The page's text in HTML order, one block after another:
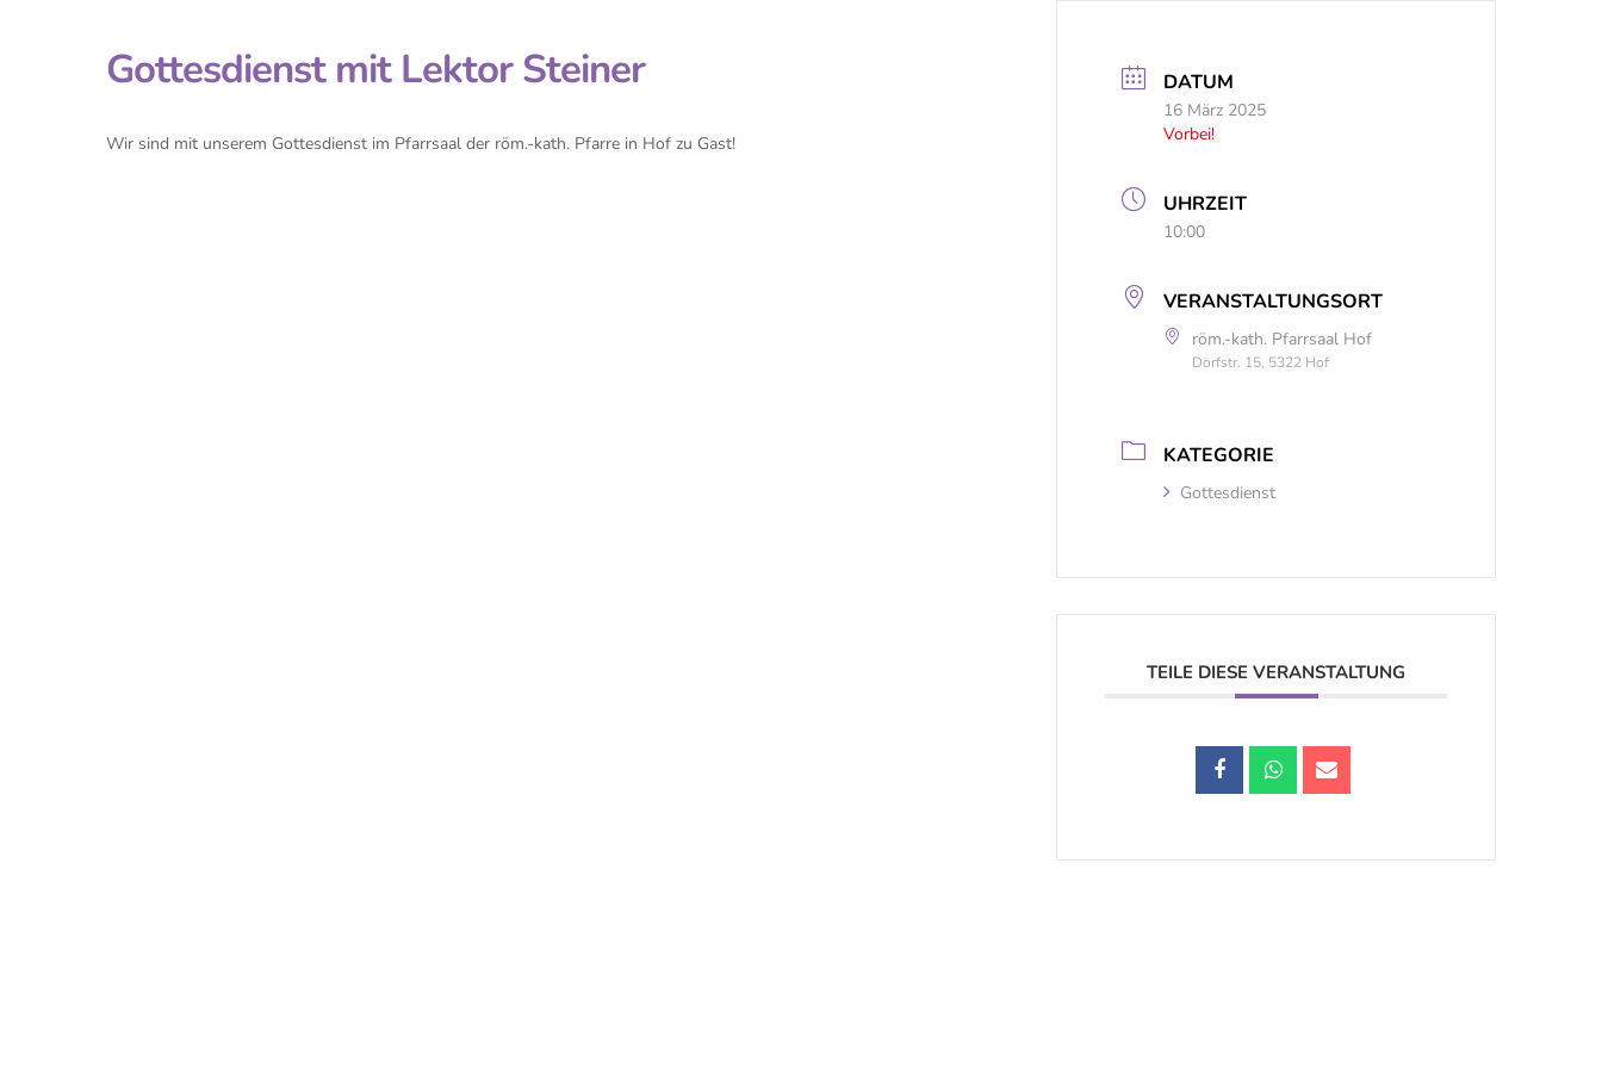
Gottesdienst mit Lektor Steiner
Wir sind mit unserem Gottesdienst im Pfarrsaal der röm.-kath. Pfarre in Hof zu Gast!
DATUM
16 März 2025
Vorbei!
UHRZEIT
10:00
VERANSTALTUNGSORT
röm.-kath. Pfarrsaal Hof
Dorfstr. 15, 5322 Hof
KATEGORIE
Gottesdienst
TEILE DIESE VERANSTALTUNG